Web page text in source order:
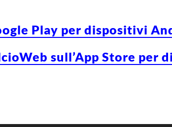
Play per dispositivi
sull’App Store per